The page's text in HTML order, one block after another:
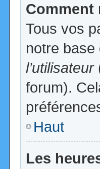
Comment
Tous vos
notre
l’utilisateur
forum).
Haut
Les